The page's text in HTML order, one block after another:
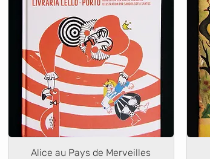
Alice au Pays de Merveilles